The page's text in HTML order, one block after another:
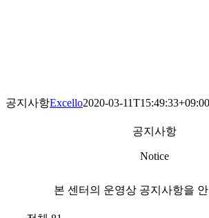
공지사항Excello2020-03-11T15:49:33+09:00
공지사항
Notice
본 센터의 운영상 공지사항을